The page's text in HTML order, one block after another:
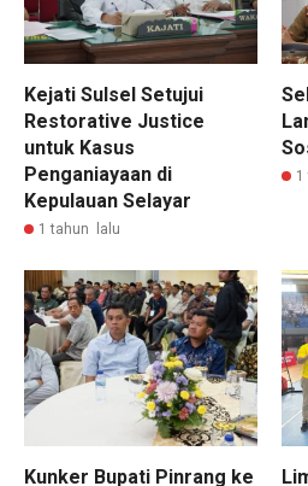
Kejati Sulsel Setujui
Restorative Justice
untuk Kasus
Penganiayaan di
Kepulauan Selayar
1 tahun lalu
Kunker Bupati Pinrang ke